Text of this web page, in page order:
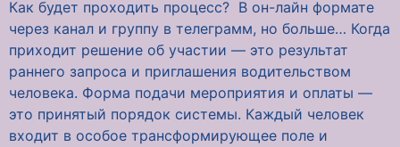
Как будет проходить процесс? В он-лайн формате
через канал и группу в телеграмм, но больше… Когда
приходит решение об участии — это результат
раннего запроса и приглашения водительством
человека. Форма подачи мероприятия и оплаты —
это принятый порядок системы. Каждый человек
входит в особое трансформирующее поле и